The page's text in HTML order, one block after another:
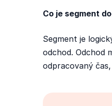
Co je segment
Segment je
odchod. Odchod
odpracovaný